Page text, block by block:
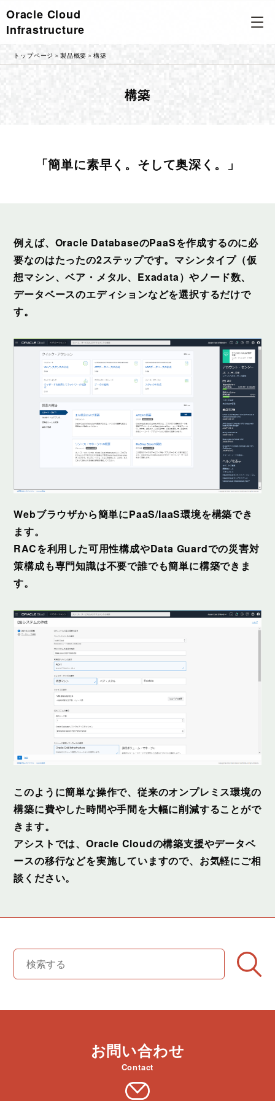
Oracle Cloud
Infrastructure
トップページ ＞製品概要 ＞構築
構築
「簡単に素早く。そして奥深く。」
例えば、Oracle DatabaseのPaaSを作成するのに必
要なのはたったの2ステップです。マシンタイプ（仮
想マシン、ベア・メタル、Exadata）やノード数、
データベースのエディションなどを選択するだけで
す。
Webブラウザから簡単にPaaS/IaaS環境を構築でき
ます。
RACを利用した可用性構成やData Guardでの災害対
策構成も専門知識は不要で誰でも簡単に構築できま
す。
このように簡単な操作で、従来のオンプレミス環境の
構築に費やした時間や手間を大幅に削減することがで
きます。
アシストでは、Oracle Cloudの構築支援やデータベ
ースの移行などを実施していますので、お気軽にご相
談ください。
お問い合わせ
Contact